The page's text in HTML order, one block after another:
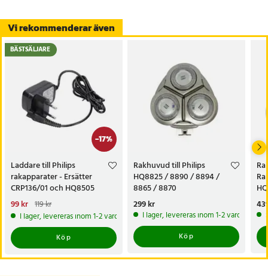
Vi rekommenderar även
-17%
BÄSTSÄLJARE
Laddare till Philips
rakapparater - Ersätter
CRP136/01 och HQ8505
Nuvarande pris
99 krTidigare pris:119 kr
99 kr 119 kr
I lager, levereras inom 1-2 vardagar
Köp
Rakhuvud till Philips
HQ8825 / 8890 / 8894 /
8865 / 8870
Pris:299 kr
299 kr
I lager, levereras inom 1-2 vardagar
Köp